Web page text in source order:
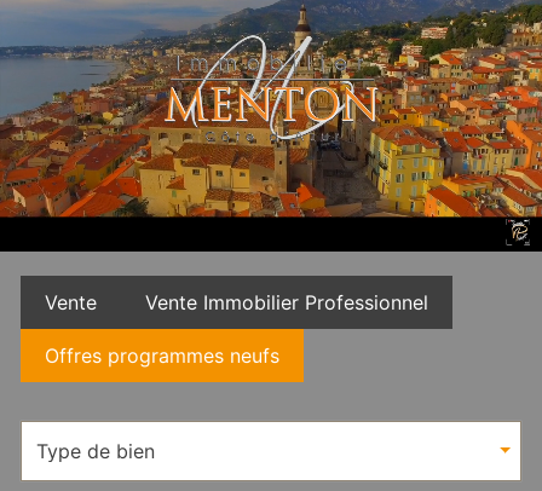
Vente Vente Immobilier Professionnel
Offres programmes neufs
Type de bien